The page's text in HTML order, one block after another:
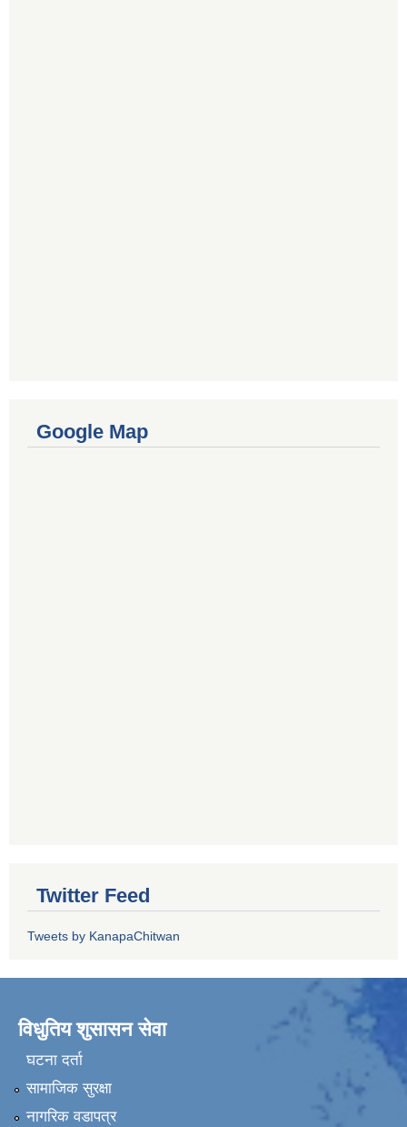
Google Map
Twitter Feed
Tweets by KanapaChitwan
विधुतिय शुसासन सेवा
घटना दर्ता
सामाजिक सुरक्षा
नागरिक वडापत्र